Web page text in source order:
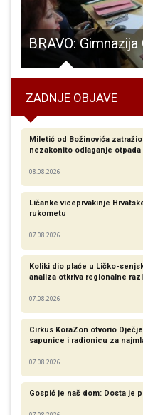
ZADNJE OBJAVE
Miletić od Božinovića
nezakonito odlaganje
08.08.2026
Ličanke viceprvakinje
rukometu
07.08.2026
Koliki dio plaće u Ličko-
analiza otkriva regionalne
07.08.2026
Cirkus KoraZon otvorio
sapunice i radionicu za
07.08.2026
Gospić je naš dom: Dosta je